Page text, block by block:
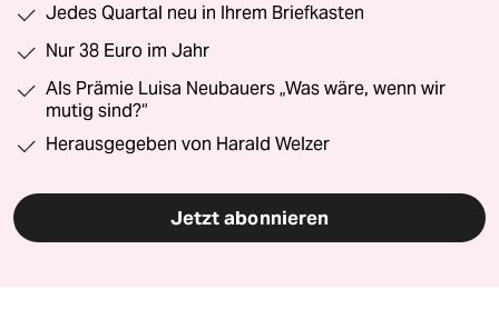
Jedes Quartal neu in Ihrem Briefkasten
Nur 38 Euro im Jahr
Als Prämie Luisa Neubauers „Was wäre, wenn wir
mutig sind?“
Herausgegeben von Harald Welzer
Jetzt abonnieren